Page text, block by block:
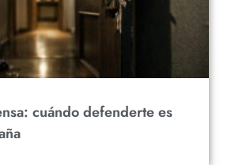
cuándo defenderte es